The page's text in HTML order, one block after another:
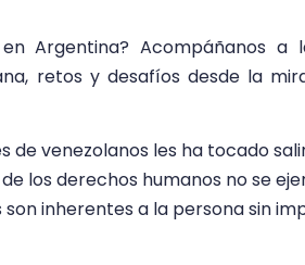
Argentina? Acompáñanos a
retos y desafíos desde la
de venezolanos les ha tocado
los derechos humanos no se
son inherentes a la persona sin